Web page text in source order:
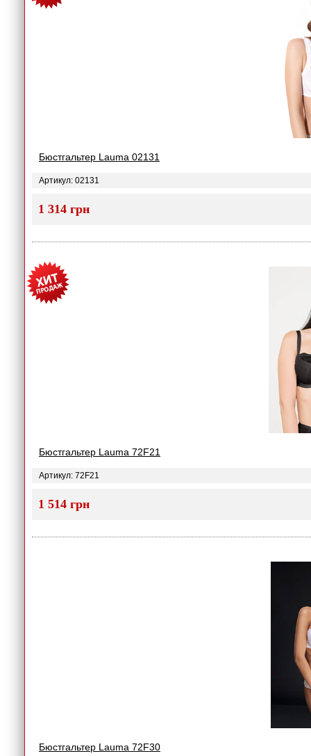
Бюстгальтер Lauma 02131
Артикул: 02131
1 314 грн
Бюстгальтер Lauma 72F21
Артикул: 72F21
1 514 грн
Бюстгальтер Lauma 72F30